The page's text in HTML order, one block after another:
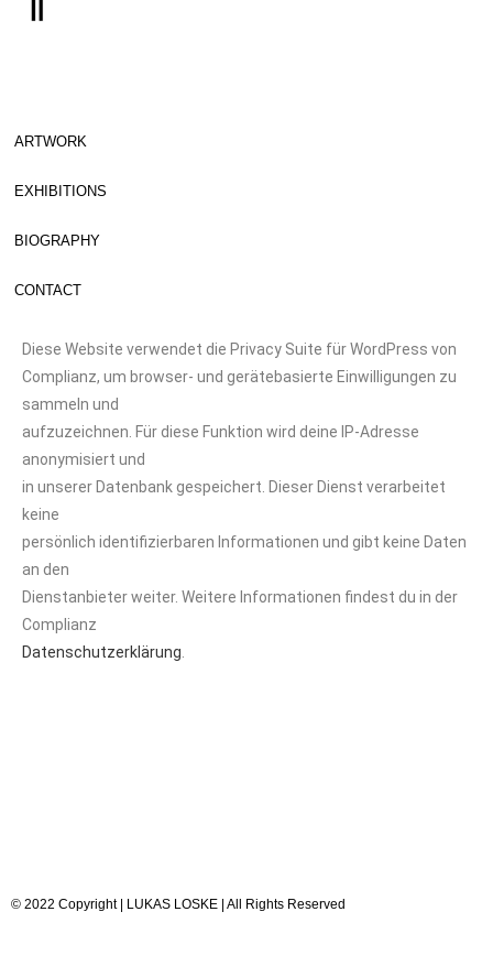
ARTWORK
EXHIBITIONS
BIOGRAPHY
CONTACT
Diese Website verwendet die Privacy Suite für WordPress von
Complianz, um browser- und gerätebasierte Einwilligungen zu
sammeln und
aufzuzeichnen. Für diese Funktion wird deine IP-Adresse
anonymisiert und
in unserer Datenbank gespeichert. Dieser Dienst verarbeitet
keine
persönlich identifizierbaren Informationen und gibt keine Daten
an den
Dienstanbieter weiter. Weitere Informationen findest du in der
Complianz
Datenschutzerklärung
© 2022 Copyright | LUKAS LOSKE | All Rights Reserved